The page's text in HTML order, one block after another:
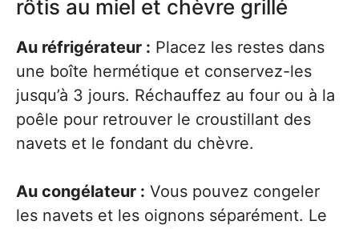
rôtis au miel et chèvre grillé
Au réfrigérateur : Placez les restes dans
une boîte hermétique et conservez-les
jusqu’à 3 jours. Réchauffez au four ou à la
poêle pour retrouver le croustillant des
navets et le fondant du chèvre.
Au congélateur : Vous pouvez congeler
les navets et les oignons séparément. Le